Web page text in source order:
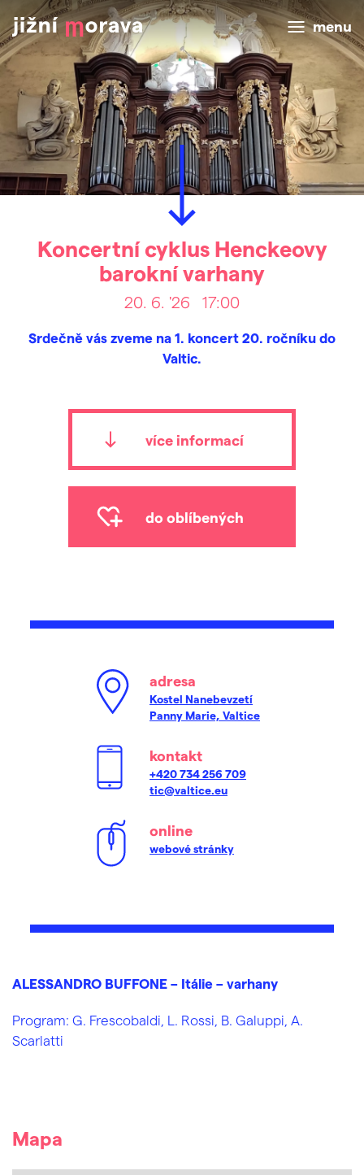
menu
Koncertní cyklus Henckeovy
barokní varhany
20. 6. '26 17:00
Srdečně vás zveme na 1. koncert 20. ročníku do
Valtic.
více informací
do oblíbených
adresa
Kostel Nanebevzetí
Panny Marie, Valtice
kontakt
+420 734 256 709
tic@valtice.eu
online
webové stránky
ALESSANDRO BUFFONE –⁠⁠⁠⁠⁠⁠ Itálie –⁠⁠⁠⁠⁠⁠ varhany
Program: G. Frescobaldi, L. Rossi, B. Galuppi, A.
Scarlatti
Mapa